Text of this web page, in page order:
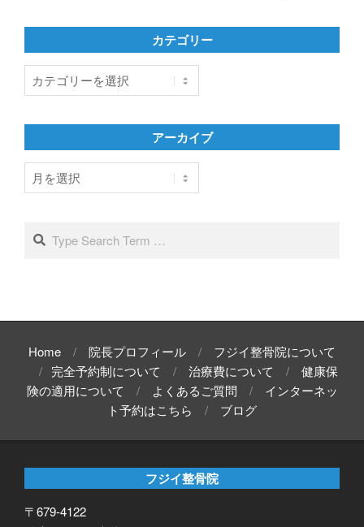
カテゴリー
テ
リ
アーカイブ
ア
ー
ブSearch
Home 院長プロフィール
フジイ整骨院について
完全予約制について
治療費について
健康保
険の適用について
よくあるご質問
インターネッ
ト予約はこちら
ブログ
フジイ整骨院
〒679-4122